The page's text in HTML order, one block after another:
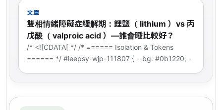
文章
雙相情緒障礙症緩解期：鋰鹽（ lithium ）vs 丙
戊酸（ valproic acid ）—誰會睡比較好？
/* <![CDATA[ */ /* ====== Isolation & Tokens
====== */ #leepsy-wjp-111807 { --bg: #0b1220; -